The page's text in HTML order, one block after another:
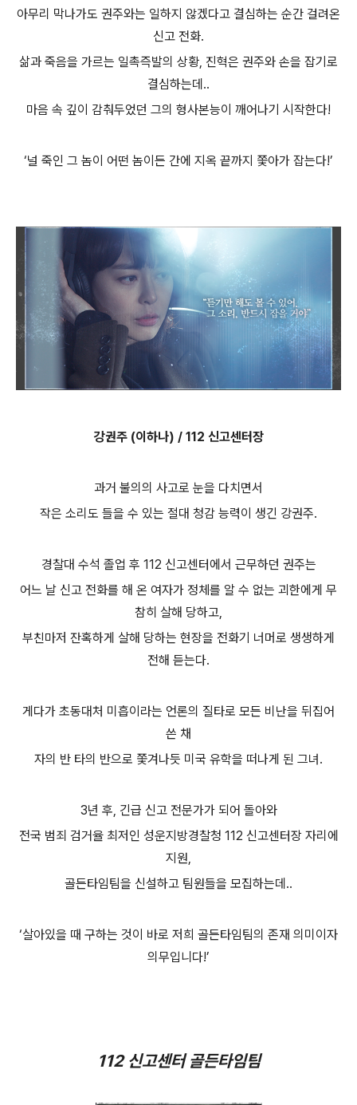
아무리 막나가도 권주와는 일하지 않겠다고 결심하는 순간 걸려온
신고 전화.
삶과 죽음을 가르는 일촉즉발의 상황, 진혁은 권주와 손을 잡기로
결심하는데..
마음 속 깊이 감춰두었던 그의 형사본능이 깨어나기 시작한다!
‘널 죽인 그 놈이 어떤 놈이든 간에 지옥 끝까지 쫓아가 잡는다!’
강권주 (이하나) / 112 신고센터장
과거 불의의 사고로 눈을 다치면서
작은 소리도 들을 수 있는 절대 청감 능력이 생긴 강권주.
경찰대 수석 졸업 후 112 신고센터에서 근무하던 권주는
어느 날 신고 전화를 해 온 여자가 정체를 알 수 없는 괴한에게 무
참히 살해 당하고,
부친마저 잔혹하게 살해 당하는 현장을 전화기 너머로 생생하게
전해 듣는다.
게다가 초동대처 미흡이라는 언론의 질타로 모든 비난을 뒤집어
쓴 채
자의 반 타의 반으로 쫓겨나듯 미국 유학을 떠나게 된 그녀.
3년 후, 긴급 신고 전문가가 되어 돌아와
전국 범죄 검거율 최저인 성운지방경찰청 112 신고센터장 자리에
지원,
골든타임팀을 신설하고 팀원들을 모집하는데..
‘살아있을 때 구하는 것이 바로 저희 골든타임팀의 존재 의미이자
의무입니다!’
112 신고센터 골든타임팀